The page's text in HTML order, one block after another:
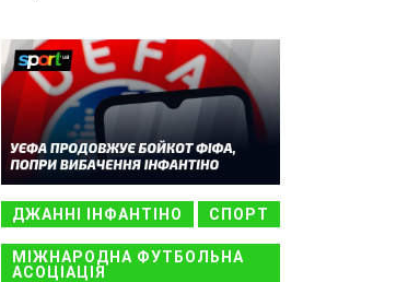
ДЖАННІ ІНФАНТІНО СПОРТ
МІЖНАРОДНА ФУТБОЛЬНА
АСОЦІАЦІЯ